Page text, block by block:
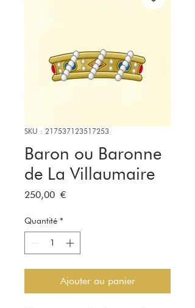
SKU : 217537123517253
Baron ou Baronne
de La Villaumaire
250,00 €Prix
Quantité *
Ajouter au panier